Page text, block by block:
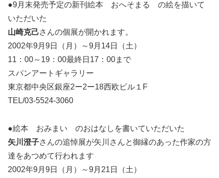
●9月末発売予定の新刊絵本 おへそまる の絵を描いて
いただいた
山崎克己さんの個展が開かれます。
2002年9月9日（月）～9月14日（土）
11：00～19：00最終日17：00まで
スパンアートギャラリー
東京都中央区銀座2ー2ー18西欧ビル１F
TEL/03-5524-3060
●絵本 おみまい のおはなしを書いていただいた
矢川澄子さんの追悼展が矢川さんと御縁のあった作家の方
達をあつめて行われます
2002年9月9日（月）～9月21日（土）